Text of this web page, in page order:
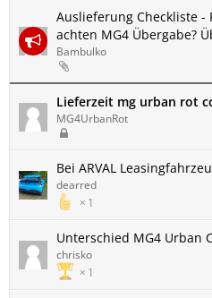
Auslieferung Checkliste -
achten MG4 Übergabe?
Bambulko
Lieferzeit mg urban rot
MG4UrbanRot
Bei ARVAL
1
dearred
Unterschied MG4 Urban
1
chrisko